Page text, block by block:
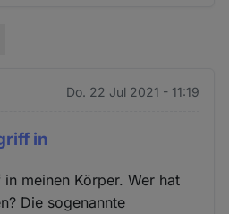
Do. 22 Jul 2021 - 11:19
in
meinen Körper. Wer hat
Die sogenannte